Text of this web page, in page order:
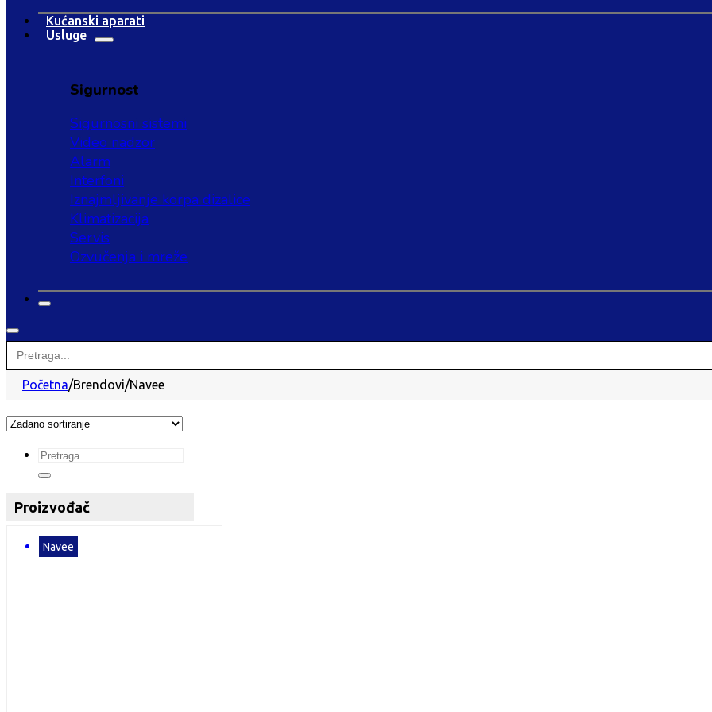
Kućanski aparati
Usluge
Sigurnost
Sigurnosni sistemi
Video nadzor
Alarm
Interfoni
Iznajmljivanje korpa dizalice
Klimatizacija
Servis
Ozvučenja i mreže
Search
for:
Početna/Brendovi/Navee
Search
Proizvođač
Navee